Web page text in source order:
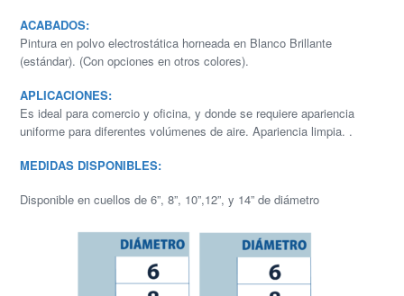
ACABADOS:
Pintura en polvo electrostática horneada en Blanco Brillante
(estándar). (Con opciones en otros colores).
APLICACIONES:
Es ideal para comercio y oficina, y donde se requiere apariencia
uniforme para diferentes volúmenes de aire. Apariencia limpia. .
MEDIDAS DISPONIBLES:
Disponible en cuellos de 6”, 8”, 10”,12”, y 14” de diámetro